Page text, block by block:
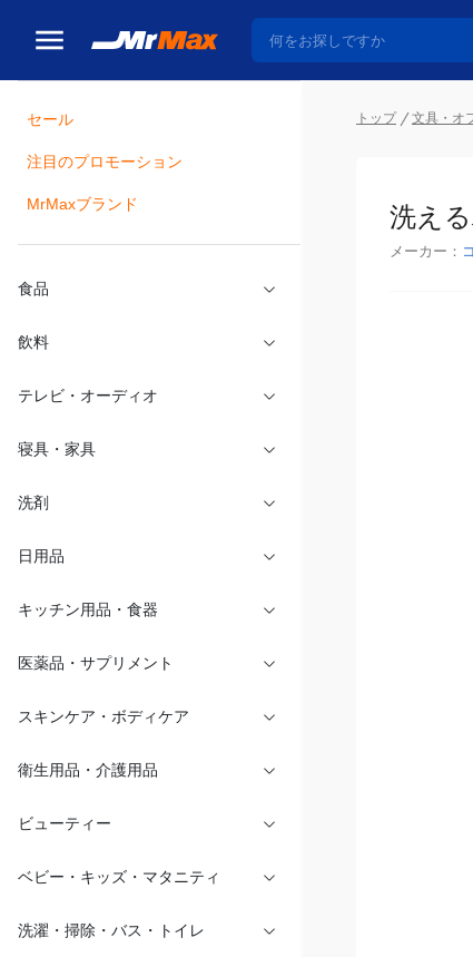
セール
注目のプロモーション
MrMaxブランド
食品
飲料
テレビ・オーディオ
寝具・家具
洗剤
日用品
トップ 文具・オ
洗え
メーカー：